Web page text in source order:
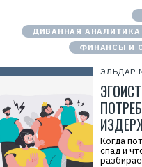
ДИВАННАЯ АНАЛИТИКА
ФИНАНСЫ И
ЭЛЬДАР
Когда
спад и